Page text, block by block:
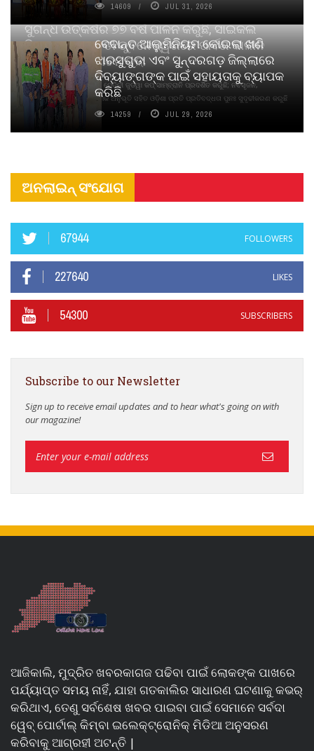
ସୁଗନ୍ଧ ଉତ୍କର୍ଷର ୭୭ ବର୍ଷ ପାଳନ କରୁଛି, ସାଇକଲ
ପିୟୋର୍‌ ଅଗରବତୀ ଭୁବନେଶ୍ୱରରେ ପାର୍ବଣ କାଳୀନ
ନବସୃଜନ ଉନ୍ମୋଚନ କଲା
ବାଉଁଶ ବିହୀନ କଠିନ ଧୂପ ଏବଂ ମେଦିନୀ ଜୁଡୱା କପ୍‌ ସାମ୍ବ୍ରାନି ପ୍ରଦର୍ଶିତ କରୁଛି; ନବସୃଜନ,
ଦୀର୍ଘସ୍ଥାୟିତା ଏବଂ ଆଧ୍ୟାତ୍ମିକ ଅନୁଭୂତି ସହିତ ଓଡ଼ିଶା ପ୍ରତି ପ୍ରତିବଦ୍ଧତା ପୁନଃ ସୁଦୃଢୀକରଣ କରୁଛି
14609 JUL 31, 2026
ବେଦାନ୍ତ ଆଲୁମିନିୟମ କୋଇଲା ଖଣି
ଝାରସୁଗୁଡା ଏବଂ ସୁନ୍ଦରଗଡ଼ ଜିଲ୍ଲାରେ
ଦିବ୍ୟାଙ୍ଗଙ୍କ ପାଇଁ ସହାୟତାକୁ ବ୍ୟାପକ
କରିଛି
14259 JUL 29, 2026
ଅନଲାଇନ୍ ସଂଯୋଗ
67944 FOLLOWERS
227640 LIKES
54300 SUBSCRIBERS
Subscribe to our Newsletter
Sign up to receive email updates and to hear what's going on with
our magazine!
ଆଜିକାଲି, ମୁଦ୍ରିତ ଖବରକାଗଜ ପଢିବା ପାଇଁ ଲୋକଙ୍କ ପାଖରେ
ପର୍ଯ୍ୟାପ୍ତ ସମୟ ନାହିଁ, ଯାହା ଗତକାଲିର ସାଧାରଣ ଘଟଣାକୁ କଭର୍
କରିଥାଏ, ତେଣୁ ସର୍ବଶେଷ ଖବର ପାଇବା ପାଇଁ ସେମାନେ ସର୍ବଦା
ୱେବ୍ ପୋର୍ଟାଲ୍ କିମ୍ବା ଇଲେକ୍ଟ୍ରୋନିକ୍ ମିଡିଆ ଅନୁସରଣ
କରିବାକୁ ଆଗ୍ରହୀ ଅଟନ୍ତି |